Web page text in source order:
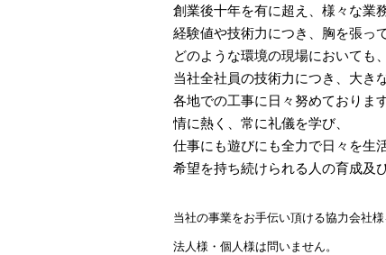
創業後十年を有に超え、様々な業
経験値や技術力につき、胸を張っ
どのような環境の現場においても
当社全社員の技術力につき、大き
各地での工事に日々努めております
情に熱く、常に礼儀を学び、
仕事にも遊びにも全力で日々を生活
希望を持ち続けられる人の育成及
当社の事業をお手伝い頂ける協力会社様
法人様・個人様は問いません。